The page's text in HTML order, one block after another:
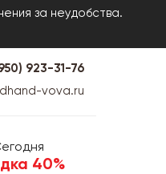
за неудобства.
923-31-76
vova.ru
40%